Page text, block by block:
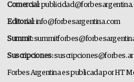
Comercial:
Editorial:info@forbesargentina.com
Summit:
Suscripciones:suscripciones@forbes.ar
Forbes Argentina es publicada por HT